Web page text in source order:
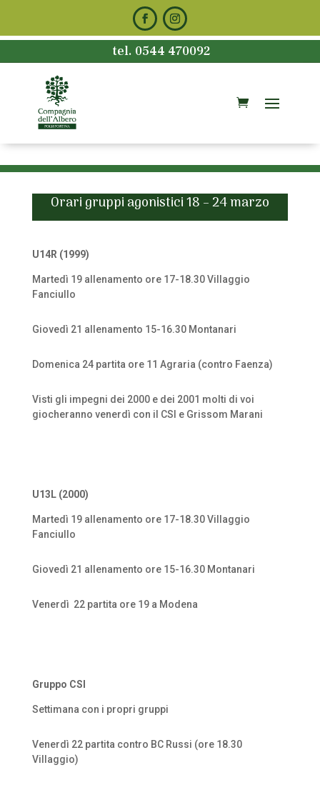
tel. 0544 470092
Orari gruppi agonistici 18 – 24 marzo
U14R (1999)
Martedì 19 allenamento ore 17-18.30 Villaggio
Fanciullo
Giovedì 21 allenamento 15-16.30 Montanari
Domenica 24 partita ore 11 Agraria (contro Faenza)
Visti gli impegni dei 2000 e dei 2001 molti di voi
giocheranno venerdì con il CSI e Grissom Marani
U13L (2000)
Martedì 19 allenamento ore 17-18.30 Villaggio
Fanciullo
Giovedì 21 allenamento ore 15-16.30 Montanari
Venerdì 22 partita ore 19 a Modena
Gruppo CSI
Settimana con i propri gruppi
Venerdì 22 partita contro BC Russi (ore 18.30
Villaggio)